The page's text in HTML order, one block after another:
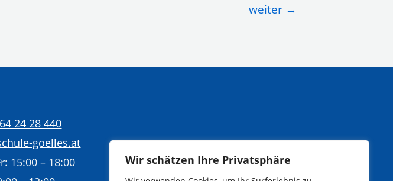
Wir schätzen Ihre Privatsphäre
weiter →
24 28 440
goelles.at
15:00 – 18:00